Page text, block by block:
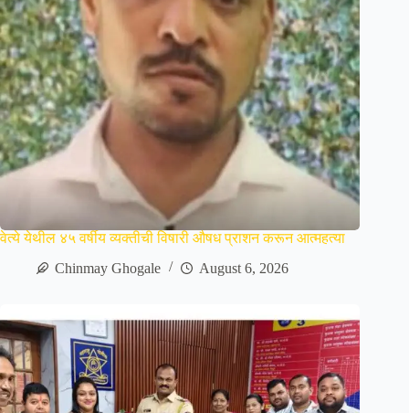
वेत्ये येथील ४५ वर्षीय व्यक्तीची विषारी औषध प्राशन करून आत्महत्या
Chinmay Ghogale
August 6, 2026